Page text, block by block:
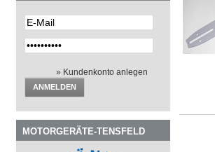
» Kundenkonto anlegen
ANMELDEN
MOTORGERÄTE-TENSFELD